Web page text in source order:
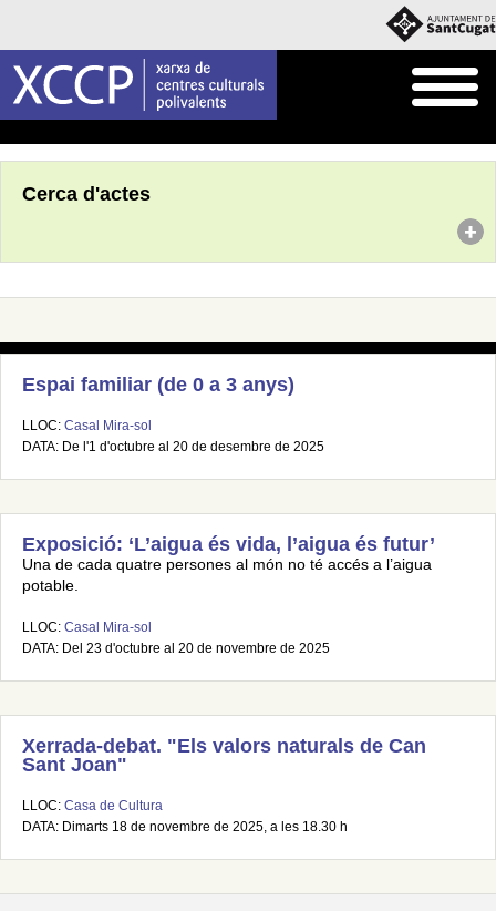
Cerca d'actes
Espai familiar (de 0 a 3 anys)
LLOC: Casal Mira-sol
DATA: De l'1 d'octubre al 20 de desembre de 2025
Exposició: ‘L’aigua és vida, l’aigua és futur’
Una de cada quatre persones al món no té accés a l’aigua
potable.
LLOC: Casal Mira-sol
DATA: Del 23 d'octubre al 20 de novembre de 2025
Xerrada-debat. "Els valors naturals de Can
Sant Joan"
LLOC: Casa de Cultura
DATA: Dimarts 18 de novembre de 2025, a les 18.30 h